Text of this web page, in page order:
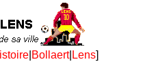
| Bollaert| Lens]